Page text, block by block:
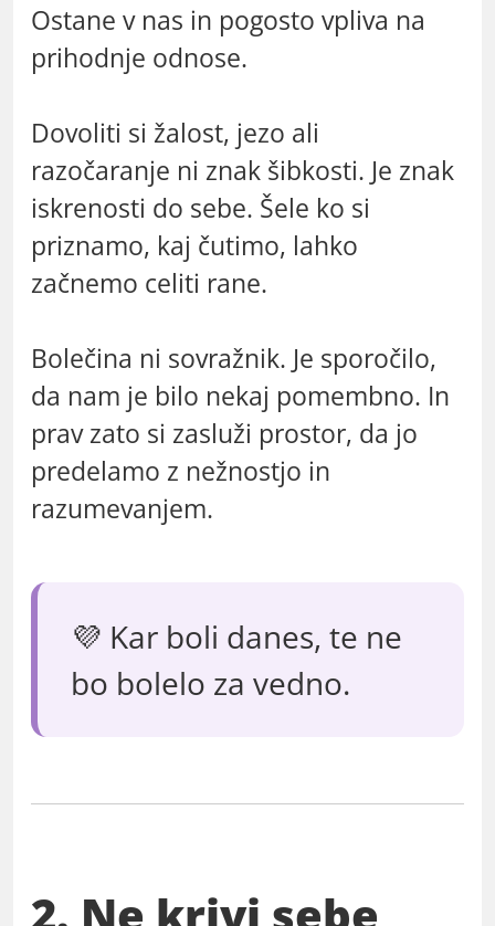
Ostane v nas in pogosto vpliva na
prihodnje odnose.
Dovoliti si žalost, jezo ali
razočaranje ni znak šibkosti. Je znak
iskrenosti do sebe. Šele ko si
priznamo, kaj čutimo, lahko
začnemo celiti rane.
Bolečina ni sovražnik. Je sporočilo,
da nam je bilo nekaj pomembno. In
prav zato si zasluži prostor, da jo
predelamo z nežnostjo in
razumevanjem.
💜 Kar boli danes, te ne
bo bolelo za vedno.